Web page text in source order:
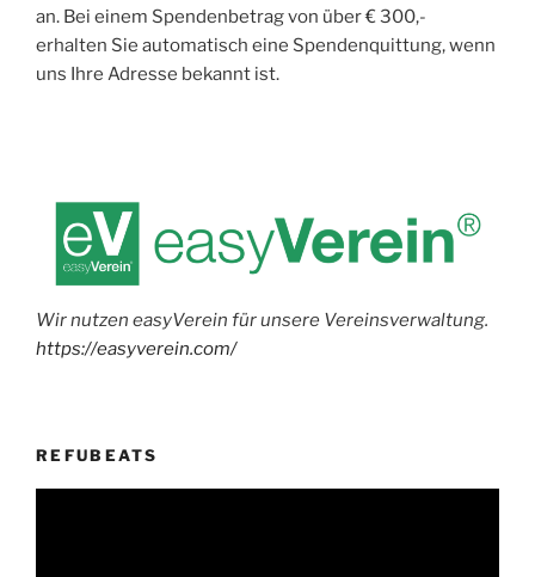
an. Bei einem Spendenbetrag von über € 300,-
erhalten Sie automatisch eine Spendenquittung, wenn
uns Ihre Adresse bekannt ist.
Wir nutzen easyVerein für unsere Vereinsverwaltung.
https://easyverein.com/
REFUBEATS